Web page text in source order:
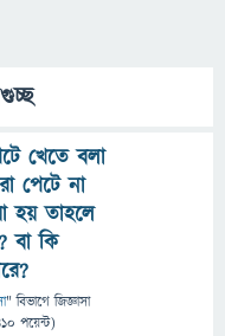
খেতে বলা
পেটে না
হয় তাহলে
বা কি
" বিভাগে জিজ্ঞাসা
পয়েন্ট)